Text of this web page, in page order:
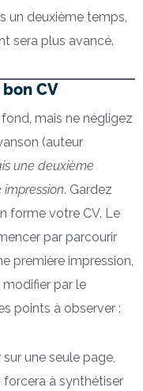
un deuxième temps,
sera plus avancé.
CV
mais ne négligez
(auteur
une deuxième
. Gardez
forme votre CV. Le
par parcourir
première impression,
modifier par le
points à observer :
une seule page,
à synthétiser